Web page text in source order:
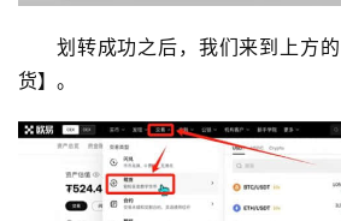
划转成功之后，我们来到上方
货】。